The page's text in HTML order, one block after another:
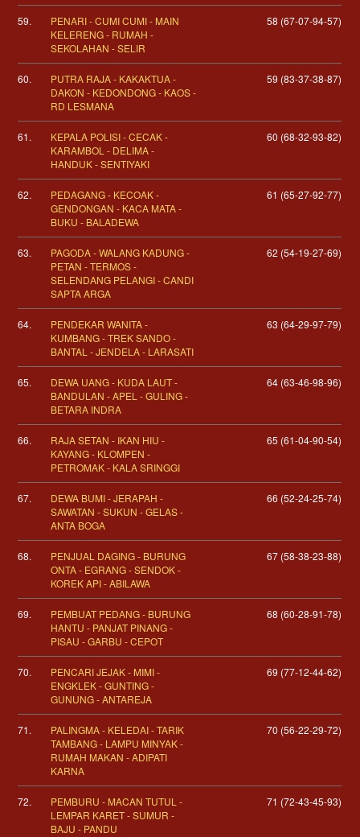
59.
PENARI - CUMI CUMI - MAIN
KELERENG - RUMAH -
SEKOLAHAN - SELIR
58 (67-07-94-57)
60.
PUTRA RAJA - KAKAKTUA -
DAKON - KEDONDONG - KAOS -
RD LESMANA
59 (83-37-38-87)
61.
KEPALA POLISI - CECAK -
KARAMBOL - DELIMA -
HANDUK - SENTIYAKI
60 (68-32-93-82)
62.
PEDAGANG - KECOAK -
GENDONGAN - KACA MATA -
BUKU - BALADEWA
61 (65-27-92-77)
63.
PAGODA - WALANG KADUNG -
PETAN - TERMOS -
SELENDANG PELANGI - CANDI
SAPTA ARGA
62 (54-19-27-69)
64.
PENDEKAR WANITA -
KUMBANG - TREK SANDO -
BANTAL - JENDELA - LARASATI
63 (64-29-97-79)
65.
DEWA UANG - KUDA LAUT -
BANDULAN - APEL - GULING -
BETARA INDRA
64 (63-46-98-96)
66.
RAJA SETAN - IKAN HIU -
KAYANG - KLOMPEN -
PETROMAK - KALA SRINGGI
65 (61-04-90-54)
67.
DEWA BUMI - JERAPAH -
SAWATAN - SUKUN - GELAS -
ANTA BOGA
66 (52-24-25-74)
68.
PENJUAL DAGING - BURUNG
ONTA - EGRANG - SENDOK -
KOREK API - ABILAWA
67 (58-38-23-88)
69.
PEMBUAT PEDANG - BURUNG
HANTU - PANJAT PINANG -
PISAU - GARBU - CEPOT
68 (60-28-91-78)
70.
PENCARI JEJAK - MIMI -
ENGKLEK - GUNTING -
GUNUNG - ANTAREJA
69 (77-12-44-62)
71.
PALINGMA - KELEDAI - TARIK
TAMBANG - LAMPU MINYAK -
RUMAH MAKAN - ADIPATI
KARNA
70 (56-22-29-72)
72.
PEMBURU - MACAN TUTUL -
LEMPAR KARET - SUMUR -
BAJU - PANDU
71 (72-43-45-93)